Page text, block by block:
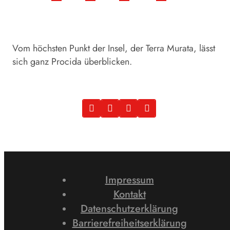
Vom höchsten Punkt der Insel, der Terra Murata, lässt
sich ganz Procida überblicken.
Impressum
Kontakt
Datenschutzerklärung
Barrierefreiheitserklärung